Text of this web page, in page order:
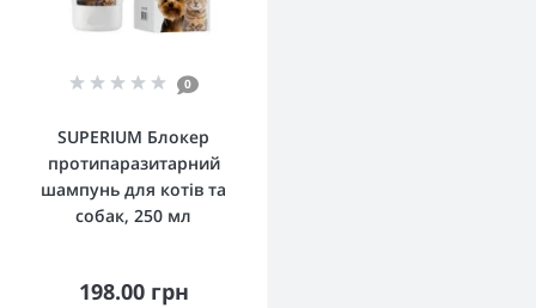
0
SUPERIUM Блокер
протипаразитарний
шампунь для котів та
собак, 250 мл
198.00 грн